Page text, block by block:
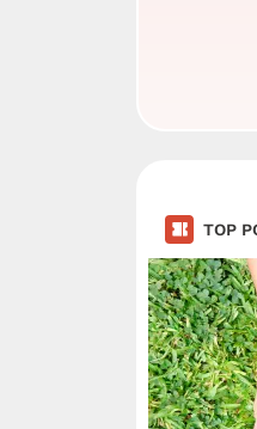
TOP